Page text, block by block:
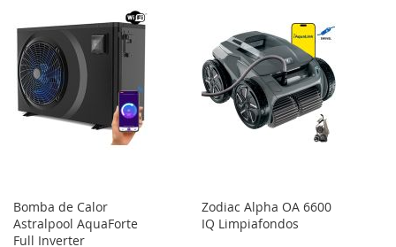
Bomba de Calor
Astralpool AquaForte
Full Inverter
Zodiac Alpha OA 6600
IQ Limpiafondos